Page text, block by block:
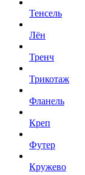
Тенсель
Лён
Тренч
Трикотаж
Фланель
Креп
Футер
Кружево